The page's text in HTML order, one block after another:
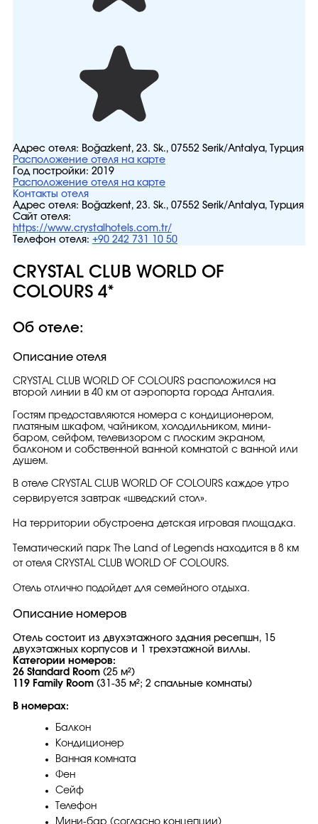
Адрес отеля: Boğazkent, 23. Sk., 07552 Serik/Antalya, Турция
Расположение отеля на карте
Год постройки: 2019
Расположение отеля на карте
Контакты отеля
Адрес отеля: Boğazkent, 23. Sk., 07552 Serik/Antalya, Турция
Сайт отеля:
https://www.crystalhotels.com.tr/
Телефон отеля: +90 242 731 10 50
CRYSTAL CLUB WORLD OF
COLOURS 4*
Об отеле:
Описание отеля
CRYSTAL CLUB WORLD OF COLOURS расположился на
второй линии в 40 км от аэропорта города Анталия.
Гостям предоставляются номера с кондиционером,
платяным шкафом, чайником, холодильником, мини-
баром, сейфом, телевизором с плоским экраном,
балконом и собственной ванной комнатой с ванной или
душем.
В отеле CRYSTAL CLUB WORLD OF COLOURS каждое утро
сервируется завтрак «шведский стол».
На территории обустроена детская игровая площадка.
Тематический парк The Land of Legends находится в 8 км
от отеля CRYSTAL CLUB WORLD OF COLOURS.
Отель отлично подойдет для семейного отдыха.
Описание номеров
Отель состоит из двухэтажного здания ресепшн, 15
двухэтажных корпусов и 1 трехэтажной виллы.
Категории номеров:
26 Standard Room (25 м²)
119 Family Room (31-35 м²; 2 спальные комнаты)
В номерах:
Балкон
Кондиционер
Ванная комната
Фен
Сейф
Телефон
Мини-бар (согласно концепции)